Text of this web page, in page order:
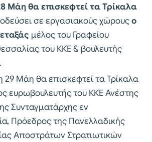
Μάη θα επισκεφτεί τα Τρίκαλα
σε εργασιακούς χώρουςο
μέλος του Γραφείου
του ΚΚΕ & βουλευτής
29 Μάη θα επισκεφτεί τα Τρίκαλα
ευρωβουλευτής του ΚΚΕ Ανέστης
Συνταγματάρχης εν
Πρόεδρος της Πανελλαδικής
Αποστράτων Στρατιωτικών